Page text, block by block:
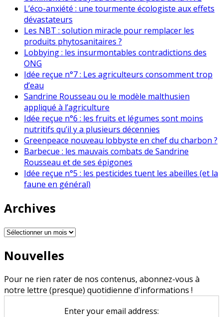
L’éco-anxiété : une tourmente écologiste aux effets
dévastateurs
Les NBT : solution miracle pour remplacer les
produits phytosanitaires ?
Lobbying : les insurmontables contradictions des
ONG
Idée reçue n°7 : Les agriculteurs consomment trop
d’eau
Sandrine Rousseau ou le modèle malthusien
appliqué à l’agriculture
Idée reçue n°6 : les fruits et légumes sont moins
nutritifs qu’il y a plusieurs décennies
Greenpeace nouveau lobbyste en chef du charbon ?
Barbecue : les mauvais combats de Sandrine
Rousseau et de ses épigones
Idée reçue n°5 : les pesticides tuent les abeilles (et la
faune en général)
Archives
Archives
Nouvelles
Pour ne rien rater de nos contenus, abonnez-vous à
notre lettre (presque) quotidienne d'informations !
Enter your email address: